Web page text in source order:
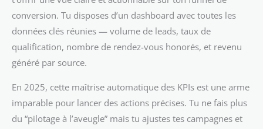
conversion. Tu disposes d’un dashboard avec toutes les
données clés réunies — volume de leads, taux de
qualification, nombre de rendez-vous honorés, et revenu
généré par source.
En 2025, cette maîtrise automatique des KPIs est une arme
imparable pour lancer des actions précises. Tu ne fais plus
du “pilotage à l’aveugle” mais tu ajustes tes campagnes et